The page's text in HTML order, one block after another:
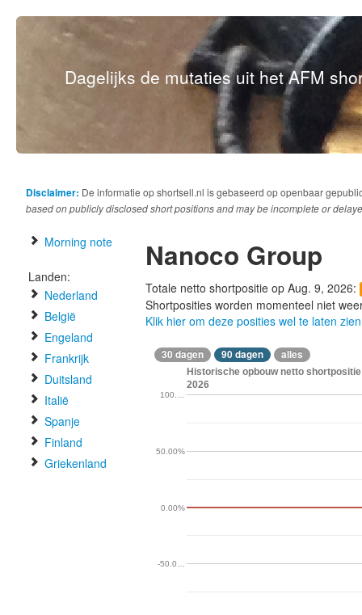
Dagelijks de mutaties uit het AFM
Disclaimer: De informatie op shortsell.nl is gebaseerd op openbaar
based on publicly disclosed short positions and may be incomplete or
Morning note
Landen:
Nederland
België
Engeland
Frankrijk
Duitsland
Italië
Spanje
Finland
Griekenland
Nanoco Group
Totale netto shortpositie op Aug. 9, 2026:
Shortposities worden momenteel niet
Klik hier om deze posities wel te laten zien
30 dagen 90 dagen alles
Historische opbouw netto
2026
-50.0…
0.00%
50.00%
100.…